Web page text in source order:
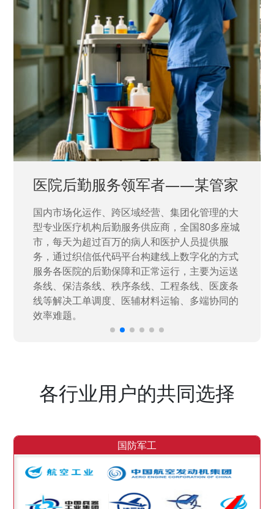
中国兵器工业集团——银光化学
国家“一五”期间156个重点项目之一。属于国家
高新技术企业，在信息化升级建设中，存在大
量“小、散、碎”的信息化需求，需要投入大量人
力资源进行开发，通过引入织信低代码平台，解
决当下遇到的各类业务难题，提升整体的IT研发
效率。
各行业用户的共同选择
国防军工